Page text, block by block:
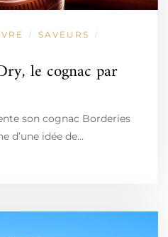
/ SAVEURS /
le cognac par
son cognac Borderies
d’une idée de…